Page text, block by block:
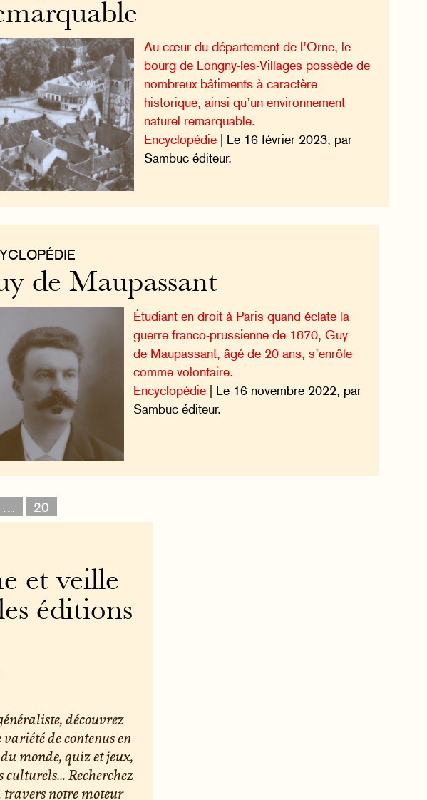
Au cœur du département de l’Orne, le
bourg de Longny-les-Villages possède de
nombreux bâtiments à caractère
historique, ainsi qu’un environnement
naturel remarquable.
Encyclopédie| Le 16 février 2023, par
Sambuc éditeur.
de Maupassant
Étudiant en droit à Paris quand éclate la
guerre franco-prussienne de 1870, Guy
de Maupassant, âgé de 20 ans, s’enrôle
comme volontaire.
Encyclopédie | Le 16 novembre 2022, par
Sambuc éditeur.
… 20
et veille
éditions
découvrez
de contenus en
monde, quiz et jeux,
Recherchez
travers notre moteur